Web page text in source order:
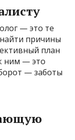
— это те
причины
план
ним — это
— заботы